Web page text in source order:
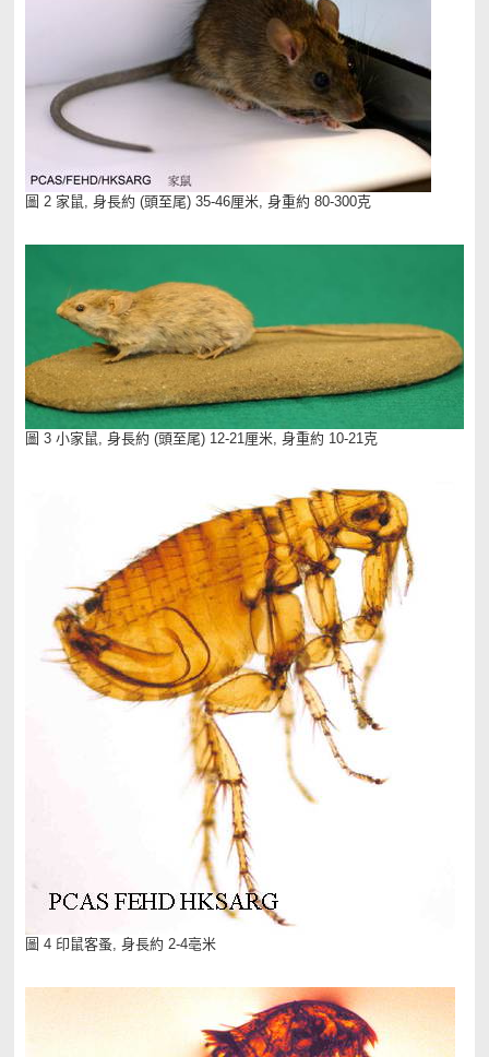
圖 2 家鼠, 身長約 (頭至尾) 35-46厘米, 身重約 80-300克
圖 3 小家鼠, 身長約 (頭至尾) 12-21厘米, 身重約 10-21克
圖 4 印鼠客蚤, 身長約 2-4亳米